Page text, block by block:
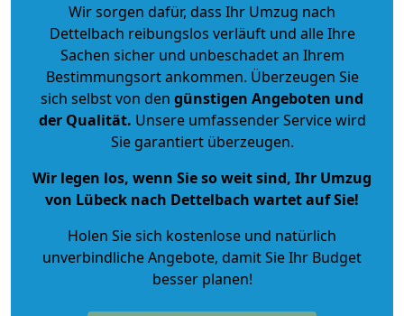
Wir sorgen dafür, dass Ihr Umzug nach
Dettelbach reibungslos verläuft und alle Ihre
Sachen sicher und unbeschadet an Ihrem
Bestimmungsort ankommen. Überzeugen Sie
sich selbst von den günstigen Angeboten und
der Qualität. Unsere umfassender Service wird
Sie garantiert überzeugen.
Wir legen los, wenn Sie so weit sind, Ihr Umzug
von Lübeck nach Dettelbach wartet auf Sie!
Holen Sie sich kostenlose und natürlich
unverbindliche Angebote, damit Sie Ihr Budget
besser planen!